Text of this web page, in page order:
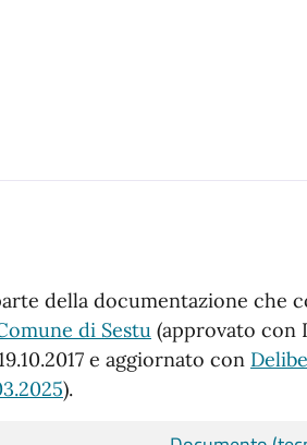
della documentazione che
di Sestu (approvato con
e aggiornato con
).